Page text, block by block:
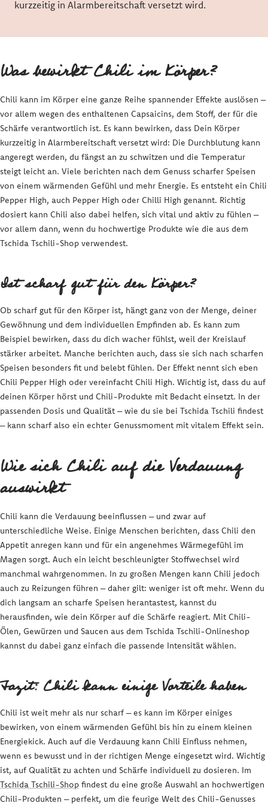
kurzzeitig in Alarmbereitschaft versetzt wird.
Was bewirkt Chili im Körper?
Chili kann im Körper eine ganze Reihe spannender Effekte auslösen –
vor allem wegen des enthaltenen Capsaicins, dem Stoff, der für die
Schärfe verantwortlich ist. Es kann bewirken, dass Dein Körper
kurzzeitig in Alarmbereitschaft versetzt wird: Die Durchblutung kann
angeregt werden, du fängst an zu schwitzen und die Temperatur
steigt leicht an. Viele berichten nach dem Genuss scharfer Speisen
von einem wärmenden Gefühl und mehr Energie. Es entsteht ein Chili
Pepper High, auch Pepper High oder Chilli High genannt. Richtig
dosiert kann Chili also dabei helfen, sich vital und aktiv zu fühlen –
vor allem dann, wenn du hochwertige Produkte wie die aus dem
Tschida Tschili-Shop verwendest.
Ist scharf gut für den Körper?
Ob scharf gut für den Körper ist, hängt ganz von der Menge, deiner
Gewöhnung und dem individuellen Empfinden ab. Es kann zum
Beispiel bewirken, dass du dich wacher fühlst, weil der Kreislauf
stärker arbeitet. Manche berichten auch, dass sie sich nach scharfen
Speisen besonders fit und belebt fühlen. Der Effekt nennt sich eben
Chili Pepper High oder vereinfacht Chili High. Wichtig ist, dass du auf
deinen Körper hörst und Chili-Produkte mit Bedacht einsetzt. In der
passenden Dosis und Qualität – wie du sie bei Tschida Tschili findest
– kann scharf also ein echter Genussmoment mit vitalem Effekt sein.
Wie sich Chili auf die Verdauung
auswirkt
Chili kann die Verdauung beeinflussen – und zwar auf
unterschiedliche Weise. Einige Menschen berichten, dass Chili den
Appetit anregen kann und für ein angenehmes Wärmegefühl im
Magen sorgt. Auch ein leicht beschleunigter Stoffwechsel wird
manchmal wahrgenommen. In zu großen Mengen kann Chili jedoch
auch zu Reizungen führen – daher gilt: weniger ist oft mehr. Wenn du
dich langsam an scharfe Speisen herantastest, kannst du
herausfinden, wie dein Körper auf die Schärfe reagiert. Mit Chili-
Ölen, Gewürzen und Saucen aus dem Tschida Tschili-Onlineshop
kannst du dabei ganz einfach die passende Intensität wählen.
Fazit: Chili kann einige Vorteile haben
Chili ist weit mehr als nur scharf – es kann im Körper einiges
bewirken, von einem wärmenden Gefühl bis hin zu einem kleinen
Energiekick. Auch auf die Verdauung kann Chili Einfluss nehmen,
wenn es bewusst und in der richtigen Menge eingesetzt wird. Wichtig
ist, auf Qualität zu achten und Schärfe individuell zu dosieren. Im
Tschida Tschili-Shop findest du eine große Auswahl an hochwertigen
Chili-Produkten – perfekt, um die feurige Welt des Chili-Genusses